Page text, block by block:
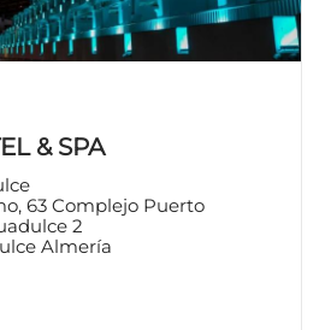
& SPA
63 Complejo Puerto
2
Almería